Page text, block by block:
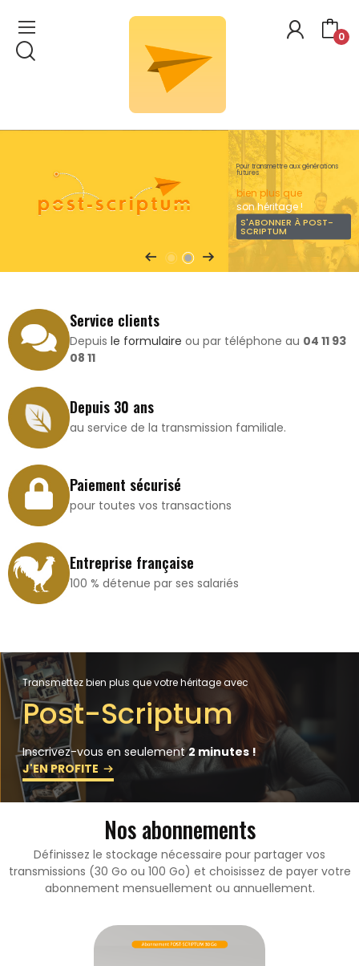
0
Pour transmettre aux générations
futures
bien plus que
son héritage !
S'ABONNER À POST-
SCRIPTUM
Service clients
Depuisle formulaire ou par téléphone au 04 11 93
08 11
Depuis 30 ans
au service de la transmission familiale.
Paiement sécurisé
pour toutes vos transactions
Entreprise française
100 % détenue par ses salariés
Transmettez bien plus que votre héritage avec
Post-Scriptum
Inscrivez-vous en seulement2 minutes !
J'EN PROFITE
Nos abonnements
Définissez le stockage nécessaire pour partager vos
transmissions (30 Go ou 100 Go) et choisissez de payer votre
abonnement mensuellement ou annuellement.